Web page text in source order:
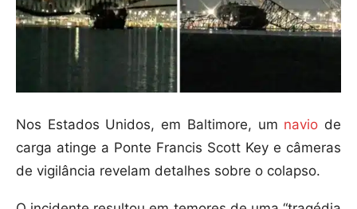
Nos Estados Unidos, em Baltimore, um navio de
carga atinge a Ponte Francis Scott Key e câmeras
de vigilância revelam detalhes sobre o colapso.